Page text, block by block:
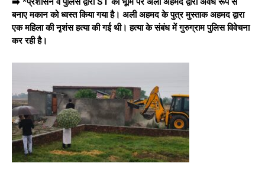
बनाए मकान को ध्वस्त किया गया है। अली अहमद के पुत्र मुस्ताक अहमद द्वारा
एक महिला की नृशंस हत्या की गई थी। हत्या के संबंध में गुरुग्राम पुलिस विवेचना
कर रही है।